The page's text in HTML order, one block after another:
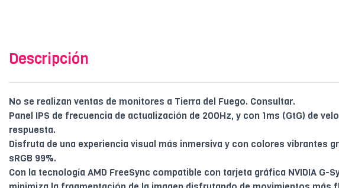
Descripción
No se realizan ventas de monitores a Tierra del Fuego. Consultar.
Panel IPS de frecuencia de actualización de 200Hz, y con 1ms (GtG) de
respuesta.
Disfruta de una experiencia visual más inmersiva y con colores vibrantes
sRGB 99%.
Con la tecnología AMD FreeSync compatible con tarjeta gráfica NVIDIA G-